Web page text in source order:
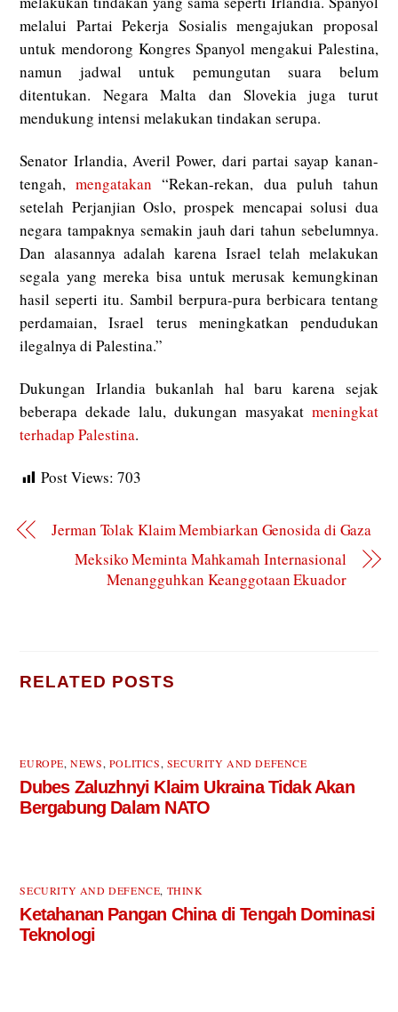
melalui Partai Pekerja Sosialis mengajukan proposal
untuk mendorong Kongres Spanyol mengakui Palestina,
namun jadwal untuk pemungutan suara belum
ditentukan. Negara Malta dan Slovekia juga turut
mendukung intensi melakukan tindakan serupa.
Senator Irlandia, Averil Power, dari partai sayap kanan-
tengah,mengatakan “Rekan-rekan, dua puluh tahun
setelah Perjanjian Oslo, prospek mencapai solusi dua
negara tampaknya semakin jauh dari tahun sebelumnya.
Dan alasannya adalah karena Israel telah melakukan
segala yang mereka bisa untuk merusak kemungkinan
hasil seperti itu. Sambil berpura-pura berbicara tentang
perdamaian, Israel terus meningkatkan pendudukan
ilegalnya di Palestina.”
Dukungan Irlandia bukanlah hal baru karena sejak
beberapa dekade lalu, dukungan masyakat meningkat
terhadap Palestina.
Post Views: 703
Jerman Tolak Klaim Membiarkan Genosida di Gaza
Meksiko Meminta Mahkamah Internasional
Menangguhkan Keanggotaan Ekuador
RELATED POSTS
EUROPE,NEWS, POLITICS, SECURITY AND DEFENCE
Dubes Zaluzhnyi Klaim Ukraina Tidak Akan
Bergabung Dalam NATO
SECURITY AND DEFENCE, THINK
Ketahanan Pangan China di Tengah Dominasi
Teknologi